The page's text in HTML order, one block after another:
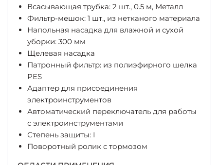
Всасывающая трубка: 2 шт., 0.5 м, Металл
Фильтр-мешок: 1 шт., из нетканого материала
Напольная насадка для влажной и сухой
уборки: 300 мм
Щелевая насадка
Патронный фильтр: из полиэфирного шелка
PES
Адаптер для присоединения
электроинструментов
Автоматический переключатель для работы
с электроинструментами
Степень защиты: I
Поворотный ролик с тормозом